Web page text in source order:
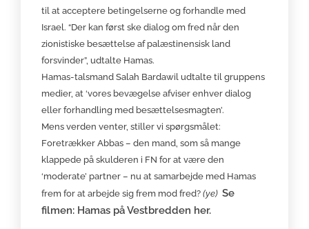
til at acceptere betingelserne og forhandle med
Israel. “Der kan først ske dialog om fred når den
zionistiske besættelse af palæstinensisk land
forsvinder”, udtalte Hamas.
Hamas-talsmand Salah Bardawil udtalte til gruppens
medier, at ‘vores bevægelse afviser enhver dialog
eller forhandling med besættelsesmagten’.
Mens verden venter, stiller vi spørgsmålet:
Foretrækker Abbas – den mand, som så mange
klappede på skulderen i FN for at være den
‘moderate’ partner – nu at samarbejde med Hamas
frem for at arbejde sig frem mod fred? (ye) Se
filmen: Hamas på Vestbredden her.